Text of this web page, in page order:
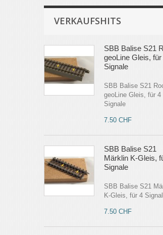
VERKAUFSHITS
SBB Balise S21
geoLine Gleis, für
Signale
SBB Balise S21
geoLine Gleis, für 4
Signale
7.50 CHF
SBB Balise S21
Märklin K-Gleis,
Signale
SBB Balise S21
K-Gleis, für 4
7.50 CHF